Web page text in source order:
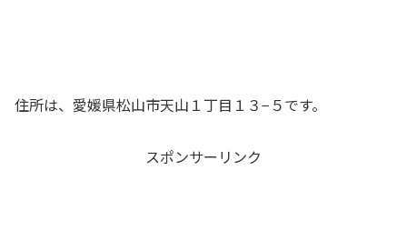
住所は、愛媛県松山市天山１丁目１３−５です。
スポンサーリンク